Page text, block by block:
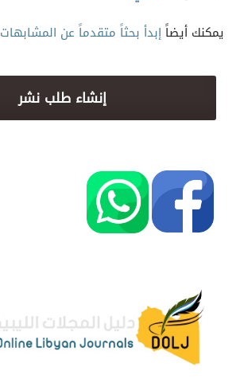
يمكنك أيضاًإبدأ بحثاً متقدماً عن المشابهات
إنشاء طلب نشر